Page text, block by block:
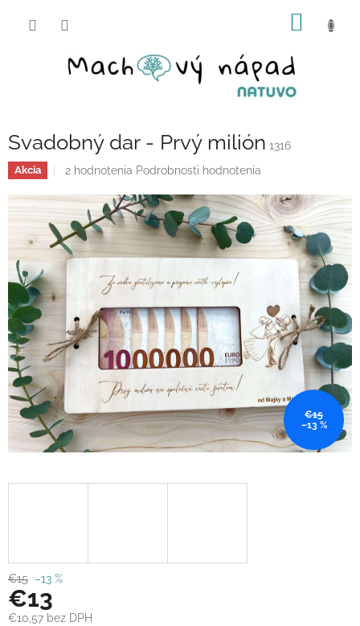
Svadobný dar - Prvý milión 1316
Akcia
Priemerné
produktu
je
5,0
z
5
hviezdičiek.
2 hodnotenia Podrobnosti hodnotenia
€15
–13 %
€15 –13 %
€13
€10,57 bez DPH